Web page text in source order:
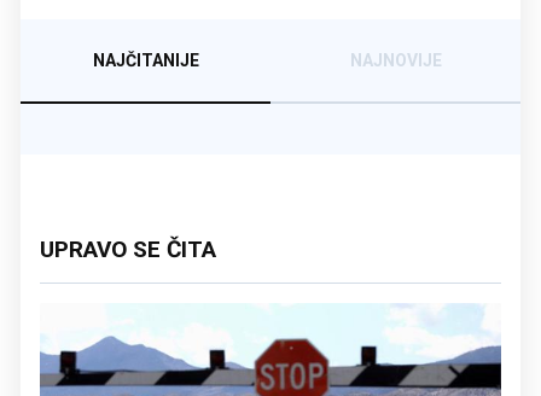
NAJČITANIJE NAJNOVIJE
UPRAVO SE ČITA